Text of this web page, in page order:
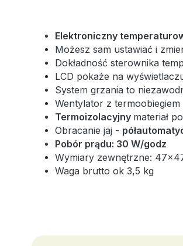
Elektroniczny
Możesz sam ustawiać i
Dokładność sterownika
LCD pokaże na
System grzania to
Wentylator z termoobiegiem
Termoizolacyjny materiał
Obracanie jaj -
Pobór prądu: 30 W/godz
Wymiary zewnętrzne:
Waga brutto ok 3,5 kg